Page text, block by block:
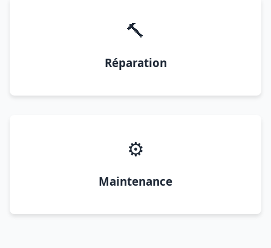
🔨
Réparation
⚙️
Maintenance